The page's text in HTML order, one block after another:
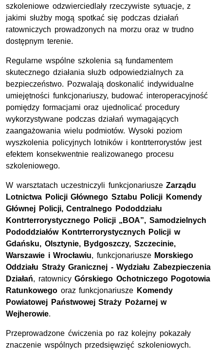
szkoleniowe odzwierciedlały rzeczywiste sytuacje, z
jakimi służby mogą spotkać się podczas działań
ratowniczych prowadzonych na morzu oraz w trudno
dostępnym terenie.
Regularne wspólne szkolenia są fundamentem
skutecznego działania służb odpowiedzialnych za
bezpieczeństwo. Pozwalają doskonalić indywidualne
umiejętności funkcjonariuszy, budować interoperacyjność
pomiędzy formacjami oraz ujednolicać procedury
wykorzystywane podczas działań wymagających
zaangażowania wielu podmiotów. Wysoki poziom
wyszkolenia policyjnych lotników i kontrterrorystów jest
efektem konsekwentnie realizowanego procesu
szkoleniowego.
W warsztatach uczestniczyli funkcjonariuszeZarządu
Lotnictwa Policji Głównego Sztabu Policji Komendy
Głównej Policji, Centralnego Pododdziału
Kontrterrorystycznego Policji „BOA”, Samodzielnych
Pododdziałów Kontrterrorystycznych Policji w
Gdańsku, Olsztynie, Bydgoszczy, Szczecinie,
Warszawie i Wrocławiu, funkcjonariusze Morskiego
Oddziału Straży Granicznej - Wydziału Zabezpieczenia
Działań, ratownicyGórskiego Ochotniczego Pogotowia
Ratunkowego oraz funkcjonariusze Komendy
Powiatowej Państwowej Straży Pożarnej w
Wejherowie.
Przeprowadzone ćwiczenia po raz kolejny pokazały
znaczenie wspólnych przedsięwzięć szkoleniowych.